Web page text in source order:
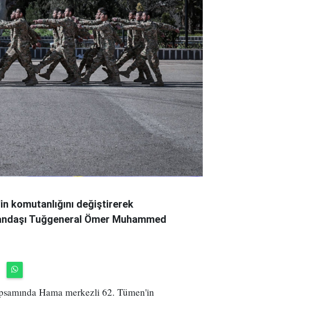
komutanlığını değiştirerek
Tuğgeneral Ömer Muhammed
Hama merkezli 62. Tümen'in